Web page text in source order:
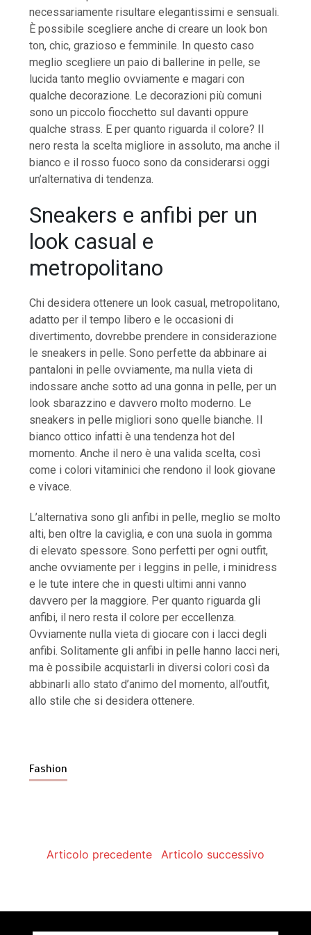
necessariamente risultare elegantissimi e sensuali.
È possibile scegliere anche di creare un look bon
ton, chic, grazioso e femminile. In questo caso
meglio scegliere un paio di ballerine in pelle, se
lucida tanto meglio ovviamente e magari con
qualche decorazione. Le decorazioni più comuni
sono un piccolo fiocchetto sul davanti oppure
qualche strass. E per quanto riguarda il colore? Il
nero resta la scelta migliore in assoluto, ma anche il
bianco e il rosso fuoco sono da considerarsi oggi
un’alternativa di tendenza.
Sneakers e anfibi per un
look casual e
metropolitano
Chi desidera ottenere un look casual, metropolitano,
adatto per il tempo libero e le occasioni di
divertimento, dovrebbe prendere in considerazione
le sneakers in pelle. Sono perfette da abbinare ai
pantaloni in pelle ovviamente, ma nulla vieta di
indossare anche sotto ad una gonna in pelle, per un
look sbarazzino e davvero molto moderno. Le
sneakers in pelle migliori sono quelle bianche. Il
bianco ottico infatti è una tendenza hot del
momento. Anche il nero è una valida scelta, così
come i colori vitaminici che rendono il look giovane
e vivace.
L’alternativa sono gli anfibi in pelle, meglio se molto
alti, ben oltre la caviglia, e con una suola in gomma
di elevato spessore. Sono perfetti per ogni outfit,
anche ovviamente per i leggins in pelle, i minidress
e le tute intere che in questi ultimi anni vanno
davvero per la maggiore. Per quanto riguarda gli
anfibi, il nero resta il colore per eccellenza.
Ovviamente nulla vieta di giocare con i lacci degli
anfibi. Solitamente gli anfibi in pelle hanno lacci neri,
ma è possibile acquistarli in diversi colori così da
abbinarli allo stato d’animo del momento, all’outfit,
allo stile che si desidera ottenere.
Fashion
Articolo precedente Articolo successivo